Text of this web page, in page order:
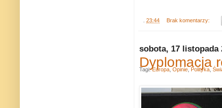
23:44 Brak komentarzy:
sobota, 17 listopada
Dyplomacja
Tagi:Europa Opinie Polityka